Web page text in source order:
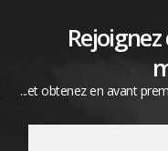
...et obtenez en avant